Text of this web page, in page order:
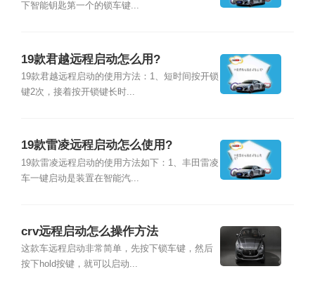
下智能钥匙第一个的锁车键...
19款君越远程启动怎么用?
19款君越远程启动的使用方法：1、短时间按开锁
键2次，接着按开锁键长时...
19款雷凌远程启动怎么使用?
19款雷凌远程启动的使用方法如下：1、丰田雷凌
车一键启动是装置在智能汽...
crv远程启动怎么操作方法
这款车远程启动非常简单，先按下锁车键，然后
按下hold按键，就可以启动...